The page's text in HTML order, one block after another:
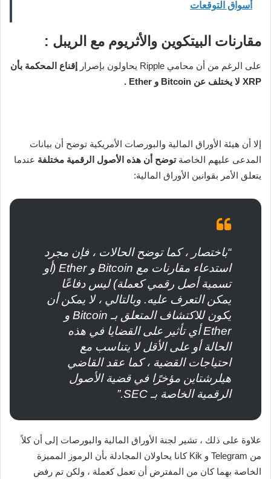
أسواق التوقعات
مقارنات البيتكوين والأثريوم مع الريبل :
على الرغم من أن محامي Ripple يحاولون بإصرار
إقناع المحكمة بأن
XRP لا يختلف عن Bitcoin و Ether .
إلا أن هيئة الأوراق المالية والبورصات الأمريكية توضح أن بيانات
المدعى عليهم الخاصةتوضح أن هذه الأصول الرقمية مختلفة عندما
يتعلق الأمر بقوانين الأوراق المالية:
“باختصار ، كما توضح الحالات ، فإن مجرد
استدعاء مقارنات مع Bitcoin و Ether (أو
تسمية أصل رقمي كعملة) ليس دفاعًا
يمكن التعرف عليه. وبالتالي ، لا يمكن أن
يكون للاكتشاف المتعلق بـ Bitcoin و
Ether أي تأثير على القضايا في هذه
الحالة أو على الأقل لا يتناسب مع
احتياجات القضية ، كما عقد القاضي
هيلرشتاين مؤخرًا في قضية الأصول
الرقمية الخاصة بـ SEC.”
علاوة على ذلك ، تشير لجنة الأوراق المالية والبورصات إلى أن كلاً
من Telegram و Kik كانا يحاولان المجادلة بأن الرموز المميزة
الخاصة بهما كان من المفترض أن تعمل كعملة ، ولكن تم رفض